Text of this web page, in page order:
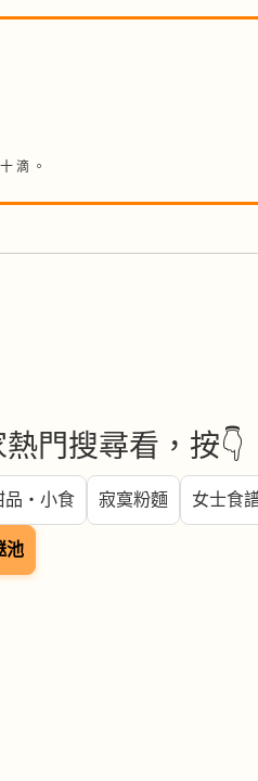
滴 。
門搜尋看，按👇
品・小食 寂寞粉麵 女士食
池